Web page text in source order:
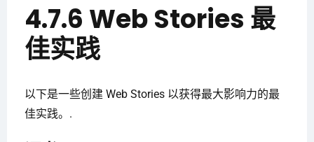
4.7.6 Web Stories 最
佳实践
以下是一些创建 Web Stories 以获得最大影响力的最
佳实践。.